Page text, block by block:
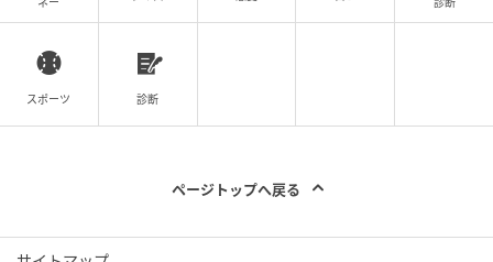
スポーツ 診断
ページトップへ戻る